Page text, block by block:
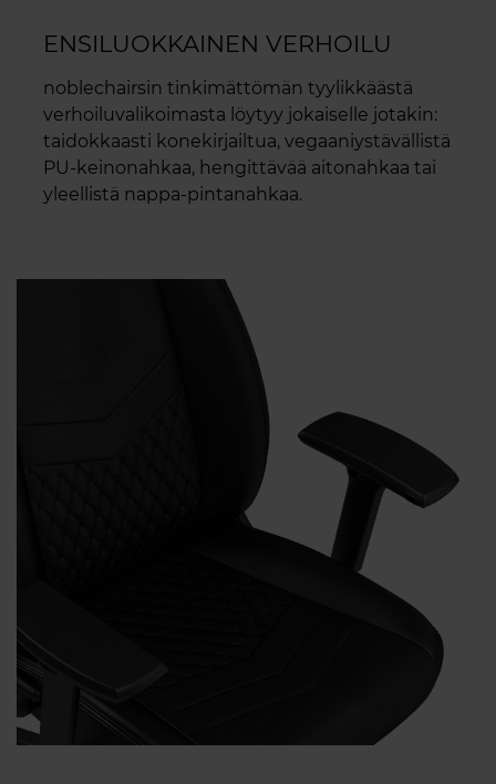
ENSILUOKKAINEN VERHOILU
noblechairsin tinkimättömän tyylikkäästä
verhoiluvalikoimasta löytyy jokaiselle jotakin:
taidokkaasti konekirjailtua, vegaaniystävällistä
PU-keinonahkaa, hengittävää aitonahkaa tai
yleellistä nappa-pintanahkaa.